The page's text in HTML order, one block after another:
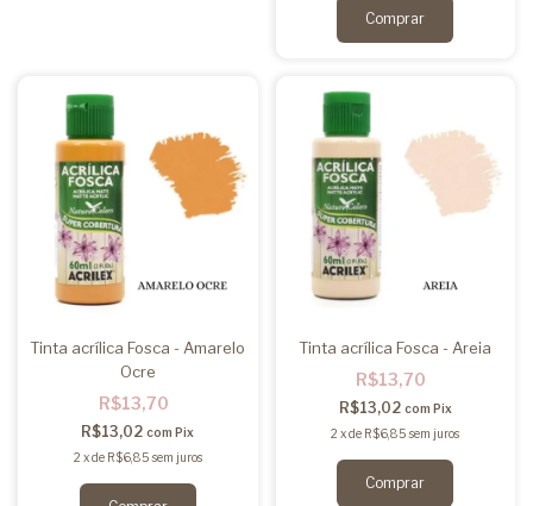
Tinta acrílica Fosca - Amarelo
Ocre
R$13,70
R$13,02com Pix
2 xde R$6,85 sem juros
Tinta acrílica Fosca - Areia
R$13,70
R$13,02 com Pix
2 xde R$6,85 sem juros